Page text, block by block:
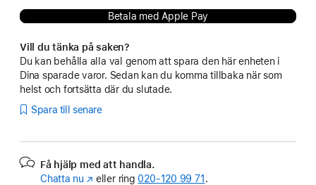
Betala med Apple Pay
Vill du tänka på saken?
Du kan behålla alla val genom att spara den här enheten i
Dina sparade varor. Sedan kan du komma tillbaka när som
helst och fortsätta där du slutade.
Spara till senare
Få hjälp med att handla.
Chatta nu (Öppnas
eller ring 020‑120 99 71 .